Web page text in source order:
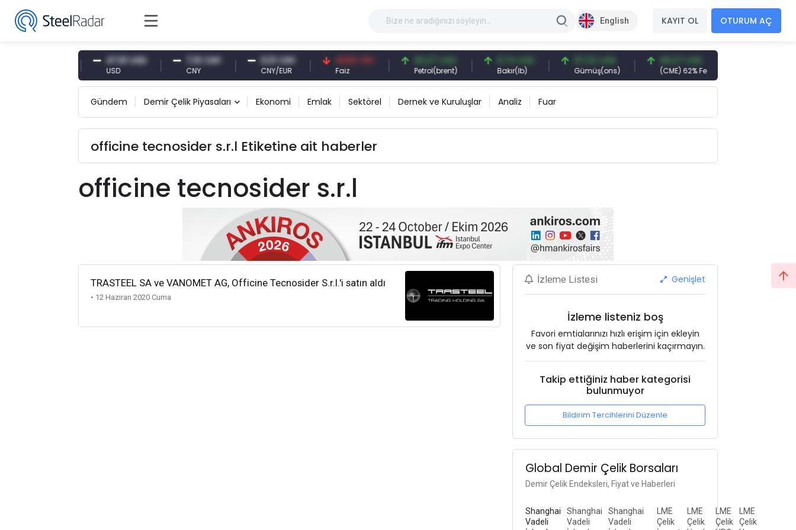
English KAYIT OL OTURUM AÇ
47,61 USD 7,10 CNY
CNY
0,13 CNY
CNY/EUR
41,53 TRY 83,27 USD
Petrol(brent)
6,74 USD
Bakır(lb)
97,32 USD
Gümüş(ons)
96,27 USD
(CME) 62% Fe
Gündem Demir Çelik Piyasaları Ekonomi Emlak Sektörel Dernek ve Kuruluşlar Analiz Fuar
officine tecnosider s.r.l Etiketine ait haberler
officine tecnosider s.r.l
TRASTEEL SA ve VANOMET AG, Officine Tecnosider S.r.l.'i satın aldı
• 12 Haziran 2020 Cuma
İzleme Listesi Genişlet
İzleme listeniz boş
Favori emtialarınızı hızlı erişim için ekleyin
ve son fiyat değişim haberlerini kaçırmayın.
Takip ettiğiniz haber kategorisi
bulunmuyor
Bildirim Tercihlerini Düzenle
Global Demir Çelik Borsaları
Demir Çelik Endeksleri, Fiyat ve Haberleri
Shanghai
Vadeli
Shanghai
Vadeli
Shanghai
Vadeli
LME
Çelik
LME
Çelik
LME
Çelik
LME
Çelik